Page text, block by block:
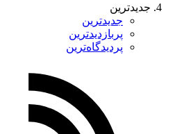
جدیدترین
جدیدترین
پربازدیدترین
پردیدگاه‌ترین